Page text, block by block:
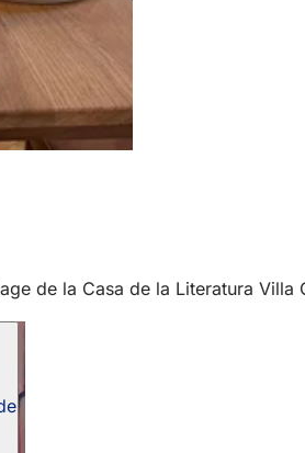
de la Casa de la Literatura